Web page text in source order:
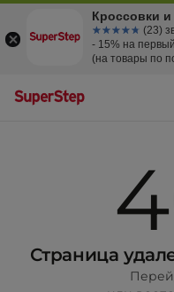
Страница
Кроссовки и
☆☆☆☆☆
★★★★★ (23)
- 15% на
(на товары по